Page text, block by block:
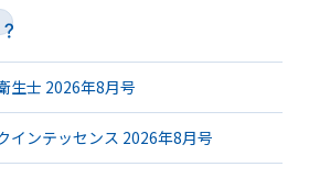
生士 2026年8月号
インテッセンス 2026年8月号